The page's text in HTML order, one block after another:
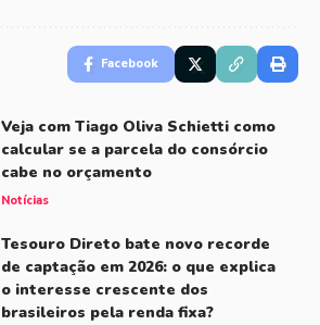
Facebook
Veja com Tiago Oliva Schietti como
calcular se a parcela do consórcio
cabe no orçamento
Notícias
Tesouro Direto bate novo recorde
de captação em 2026: o que explica
o interesse crescente dos
brasileiros pela renda fixa?